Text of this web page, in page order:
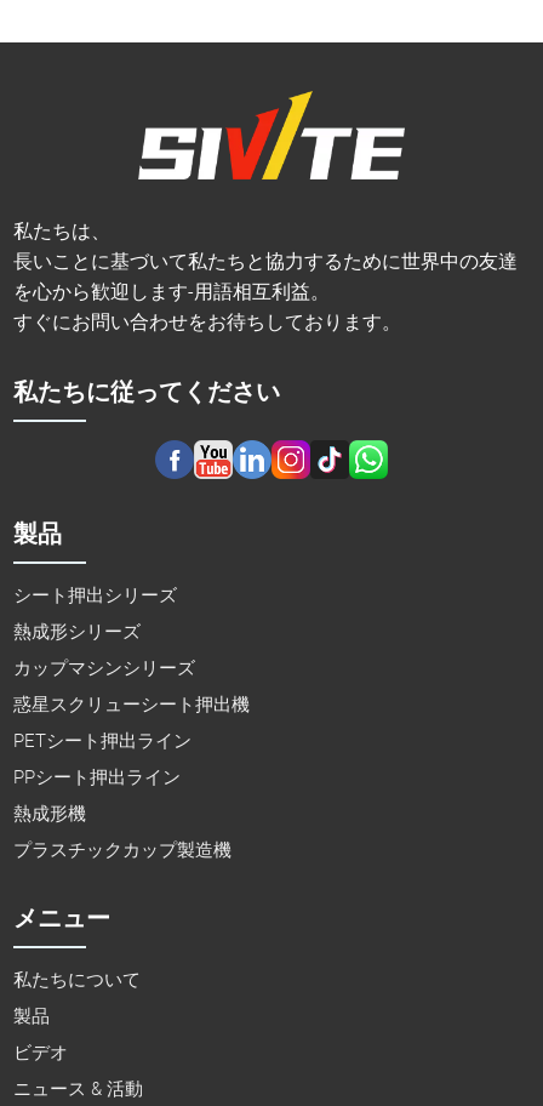
私たちは、
長いことに基づいて私たちと協力するために世界中の友達
を心から歓迎します-用語相互利益。
すぐにお問い合わせをお待ちしております。
私たちに従ってください
製品
シート押出シリーズ
熱成形シリーズ
カップマシンシリーズ
惑星スクリューシート押出機
PETシート押出ライン
PPシート押出ライン
熱成形機
プラスチックカップ製造機
メニュー
私たちについて
製品
ビデオ
ニュース & 活動